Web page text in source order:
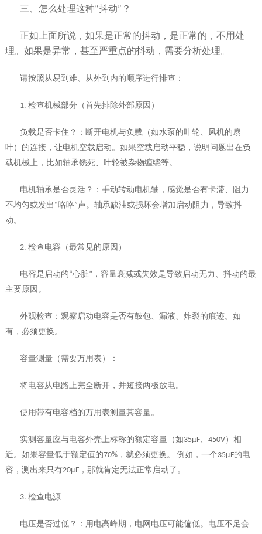
三、怎么处理这种“抖动”？
正如上面所说，如果是正常的抖动，是正常的，不用处
理。如果是异常，甚至严重点的抖动，需要分析处理。
请按照从易到难、从外到内的顺序进行排查：
1. 检查机械部分（首先排除外部原因）
负载是否卡住？：断开电机与负载（如水泵的叶轮、风机的扇
叶）的连接，让电机空载启动。如果空载启动平稳，说明问题出在负
载机械上，比如轴承锈死、叶轮被杂物缠绕等。
电机轴承是否灵活？：手动转动电机轴，感觉是否有卡滞、阻力
不均匀或发出 “咯咯”声。轴承缺油或损坏会增加启动阻力，导致抖
动。
2. 检查电容（最常见的原因）
电容是启动的“心脏” ，容量衰减或失效是导致启动无力、抖动的最
主要原因。
外观检查：观察启动电容是否有鼓包、漏液、炸裂的痕迹。如
有，必须更换。
容量测量（需要万用表）：
将电容从电路上完全断开，并短接两极放电。
使用带有电容档的万用表测量其容量。
实测容量应与电容外壳上标称的额定容量（如 35μF、 450V）相
近。如果容量低于额定值的70%，就必须更换。 例如，一个35μF的电
容，测出来只有20μF，那就肯定无法正常启动了。
3. 检查电源
电压是否过低？：用电高峰期，电网电压可能偏低。电压不足会